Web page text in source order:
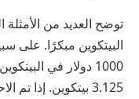
توضح العديد من الأمثلة
البيتكوين مبكرًا. على